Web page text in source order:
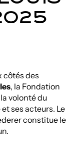
côtés des
, la Fondation
volonté du
ses acteurs. Le
constitue le